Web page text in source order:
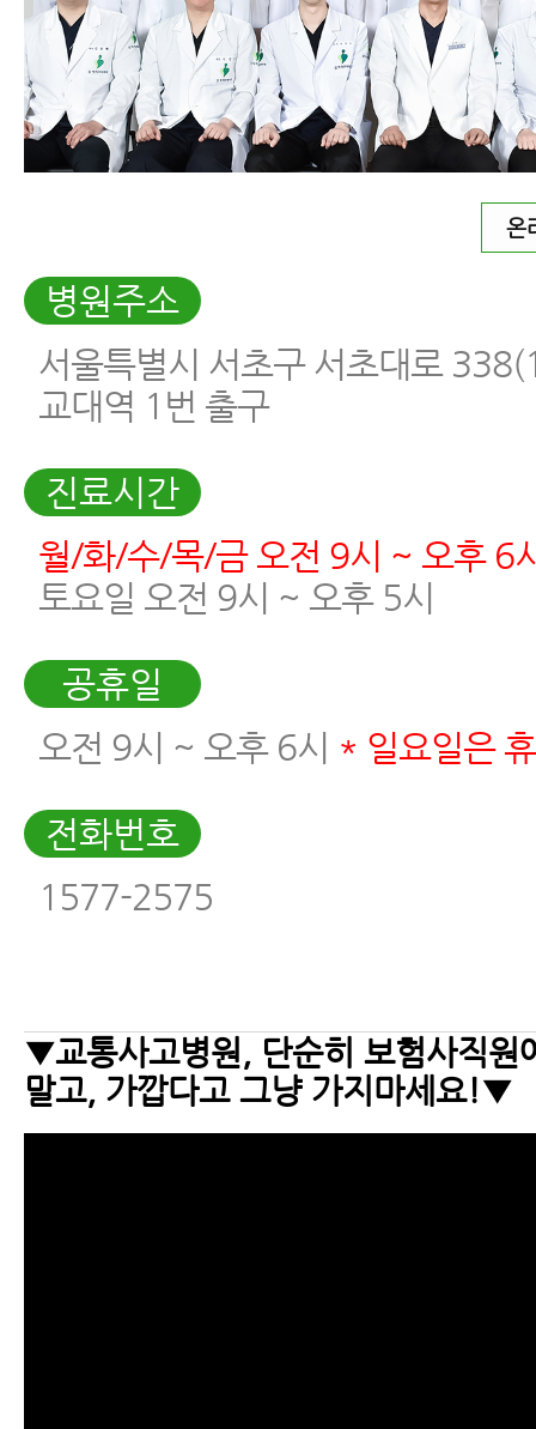
온
병원주소
서울특별시 서초구 서초대로
교대역 1번 출구
진료시간
월/화/수/목/금 오전 9시 ~ 오후 6
토요일 오전 9시 ~ 오후 5시
공휴일
오전 9시 ~ 오후 6시 * 일요일은
전화번호
1577-2575
▼교통사고병원, 단순히 보험사직원
말고, 가깝다고 그냥 가지마세요!▼